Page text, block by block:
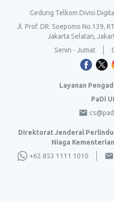
Gedung Telkom Divisi
Jl. Prof. DR. Soepomo No.139,
Jakarta Selatan,
Senin - Jumat
Layanan
PaDi
Direktorat Jenderal
Niaga
+62 853 1111 1010